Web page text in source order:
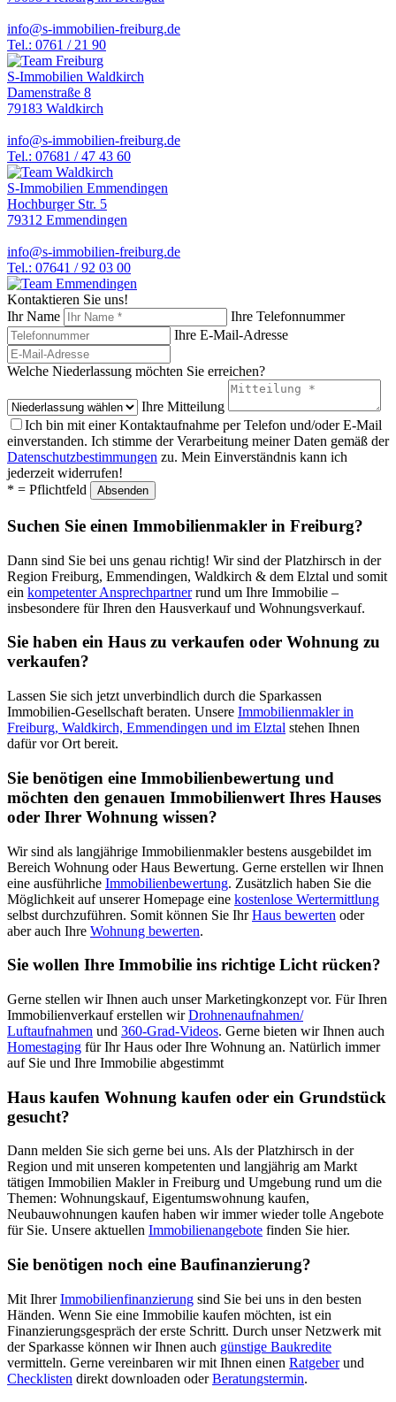
info@s-immobilien-freiburg.de
Tel.: 0761 / 21 90
S-Immobilien Waldkirch
Damenstraße 8
79183 Waldkirch
info@s-immobilien-freiburg.de
Tel.: 07681 / 47 43 60
S-Immobilien Emmendingen
Hochburger Str. 5
79312 Emmendingen
info@s-immobilien-freiburg.de
Tel.: 07641 / 92 03 00
Kontaktieren Sie uns!
Ihr Name
Ihre Telefonnummer
Ihre E-Mail-Adresse
Welche Niederlassung möchten Sie erreichen?
Ihre Mitteilung
Ich bin mit einer Kontaktaufnahme per Telefon und/oder E-Mail
einverstanden. Ich stimme der Verarbeitung meiner Daten gemäß der
Datenschutzbestimmungen zu. Mein Einverständnis kann ich
jederzeit widerrufen!
* = Pflichtfeld
Suchen Sie einen Immobilienmakler in Freiburg?
Dann sind Sie bei uns genau richtig! Wir sind der Platzhirsch in der
Region Freiburg, Emmendingen, Waldkirch & dem Elztal und somit
ein kompetenter Ansprechpartnerrund um Ihre Immobilie –
insbesondere für Ihren den Hausverkauf und Wohnungsverkauf.
Sie haben ein Haus zu verkaufen oder Wohnung zu
verkaufen?
Lassen Sie sich jetzt unverbindlich durch die Sparkassen
Immobilien-Gesellschaft beraten. Unsere Immobilienmakler in
Freiburg, Waldkirch, Emmendingen und im Elztal stehen Ihnen
dafür vor Ort bereit.
Sie benötigen eine Immobilienbewertung und
möchten den genauen Immobilienwert Ihres Hauses
oder Ihrer Wohnung wissen?
Wir sind als langjährige Immobilienmakler bestens ausgebildet im
Bereich Wohnung oder Haus Bewertung. Gerne erstellen wir Ihnen
eine ausführliche Immobilienbewertung. Zusätzlich haben Sie die
Möglichkeit auf unserer Homepage eine kostenlose Wertermittlung
selbst durchzuführen. Somit können Sie IhrHaus bewerten oder
aber auch Ihre Wohnung bewerten.
Sie wollen Ihre Immobilie ins richtige Licht rücken?
Gerne stellen wir Ihnen auch unser Marketingkonzept vor. Für Ihren
Immobilienverkauf erstellen wirDrohnenaufnahmen/
Luftaufnahmen und 360-Grad-Videos. Gerne bieten wir Ihnen auch
Homestaging für Ihr Haus oder Ihre Wohnung an. Natürlich immer
auf Sie und Ihre Immobilie abgestimmt
Haus kaufen Wohnung kaufen oder ein Grundstück
gesucht?
Dann melden Sie sich gerne bei uns. Als der Platzhirsch in der
Region und mit unseren kompetenten und langjährig am Markt
tätigen Immobilien Makler in Freiburg und Umgebung rund um die
Themen: Wohnungskauf, Eigentumswohnung kaufen,
Neubauwohnungen kaufen haben wir immer wieder tolle Angebote
für Sie. Unsere aktuellen Immobilienangebote finden Sie hier.
Sie benötigen noch eine Baufinanzierung?
Mit IhrerImmobilienfinanzierung sind Sie bei uns in den besten
Händen. Wenn Sie eine Immobilie kaufen möchten, ist ein
Finanzierungsgespräch der erste Schritt. Durch unser Netzwerk mit
der Sparkasse können wir Ihnen auch günstige Baukredite
vermitteln. Gerne vereinbaren wir mit Ihnen einen Ratgeberund
Checklisten direkt downloaden oderBeratungstermin.